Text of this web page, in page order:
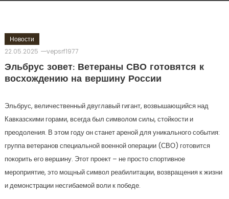
Новости
22.05.2025
vepsrf1977
Эльбрус зовет: Ветераны СВО готовятся к
восхождению на вершину России
Эльбрус, величественный двуглавый гигант, возвышающийся над
Кавказскими горами, всегда был символом силы, стойкости и
преодоления. В этом году он станет ареной для уникального события:
группа ветеранов специальной военной операции (СВО) готовится
покорить его вершину. Этот проект – не просто спортивное
мероприятие, это мощный символ реабилитации, возвращения к жизни
и демонстрации несгибаемой воли к победе.